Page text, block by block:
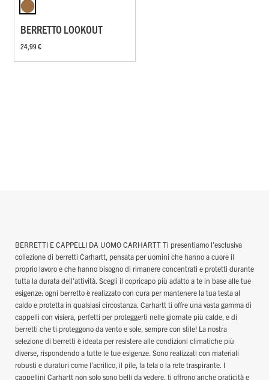
BERRETTO LOOKOUT
24,99 €
BERRETTI E CAPPELLI DA UOMO CARHARTT Ti presentiamo l’esclusiva
collezione di berretti Carhartt, pensata per uomini che hanno a cuore il
proprio lavoro e che hanno bisogno di rimanere concentrati e protetti durante
tutta la durata dell’attività. Scegli il copricapo più adatto a te in base alle tue
esigenze: ogni berretto è realizzato con cura per mantenere la tua testa al
caldo e protetta in qualsiasi circostanza. Carhartt ti offre una vasta gamma di
cappelli con visiera, perfetti per proteggerti nelle giornate più calde, e di
berretti che ti proteggono da vento e sole, sempre con stile! La nostra
selezione di berretti è ideata per resistere alle condizioni climatiche più
diverse, rispondendo a tutte le tue esigenze. Sono realizzati con materiali
robusti e duraturi come l’acrilico, il pile, la tela o la rete traspirante. I
cappellini Carhartt non solo sono belli da vedere, ti offrono anche praticità e